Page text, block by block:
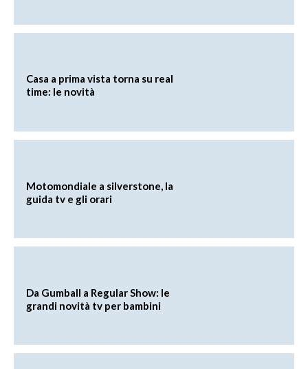
Casa a prima vista torna su real
time: le novità
Motomondiale a silverstone, la
guida tv e gli orari
Da Gumball a Regular Show: le
grandi novità tv per bambini